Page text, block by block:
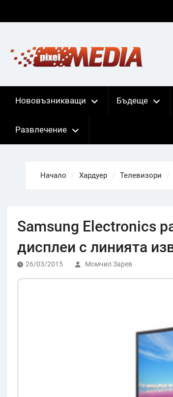
Нововъзникващи Бъдеще
Развлечение
Начало Хардуер Телевизори
Samsung Electronics
дисплеи с линията
26/03/2015 Момчил Зарев